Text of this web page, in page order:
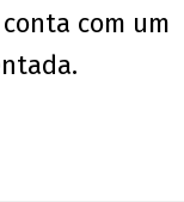
com um